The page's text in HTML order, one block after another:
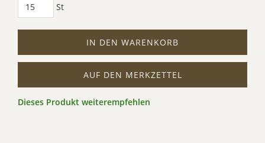
St
IN DEN WARENKORB
AUF DEN MERKZETTEL
Dieses Produkt weiterempfehlen